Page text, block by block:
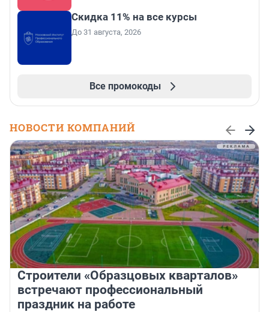
Скидка 11% на все курсы
До 31 августа, 2026
Все промокоды
НОВОСТИ КОМПАНИЙ
Строители «Образцовых кварталов»
встречают профессиональный
праздник на работе